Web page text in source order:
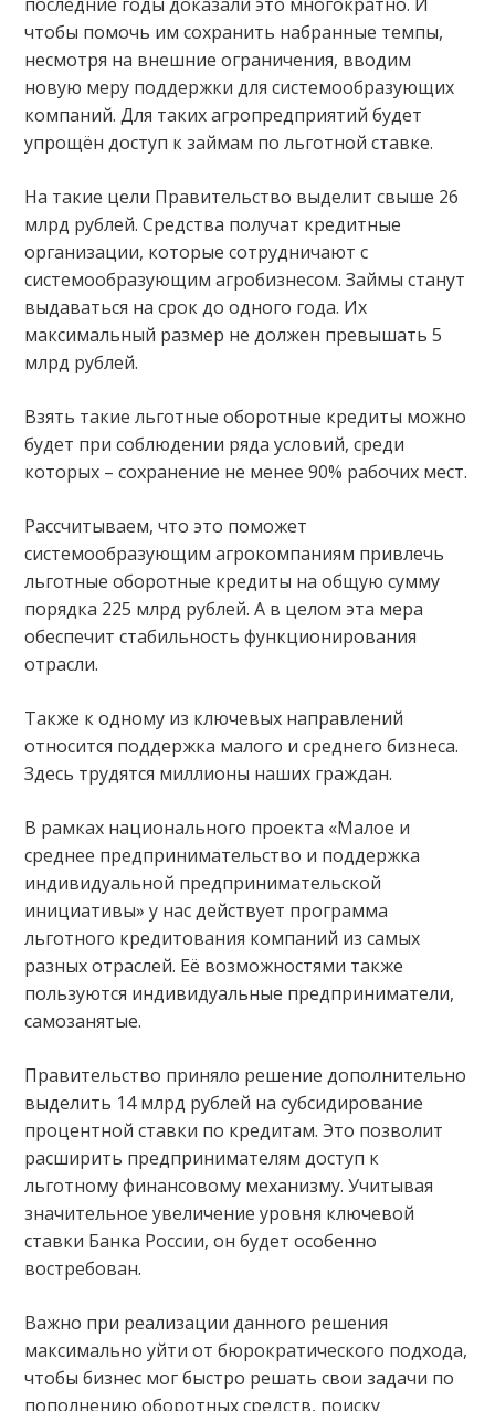
чтобы помочь им сохранить набранные темпы,
несмотря на внешние ограничения, вводим
новую меру поддержки для системообразующих
компаний. Для таких агропредприятий будет
упрощён доступ к займам по льготной ставке.
На такие цели Правительство выделит свыше 26
млрд рублей. Средства получат кредитные
организации, которые сотрудничают с
системообразующим агробизнесом. Займы станут
выдаваться на срок до одного года. Их
максимальный размер не должен превышать 5
млрд рублей.
Взять такие льготные оборотные кредиты можно
будет при соблюдении ряда условий, среди
которых – сохранение не менее 90% рабочих мест.
Рассчитываем, что это поможет
системообразующим агрокомпаниям привлечь
льготные оборотные кредиты на общую сумму
порядка 225 млрд рублей. А в целом эта мера
обеспечит стабильность функционирования
отрасли.
Также к одному из ключевых направлений
относится поддержка малого и среднего бизнеса.
Здесь трудятся миллионы наших граждан.
В рамках национального проекта «Малое и
среднее предпринимательство и поддержка
индивидуальной предпринимательской
инициативы» у нас действует программа
льготного кредитования компаний из самых
разных отраслей. Её возможностями также
пользуются индивидуальные предприниматели,
самозанятые.
Правительство приняло решение дополнительно
выделить 14 млрд рублей на субсидирование
процентной ставки по кредитам. Это позволит
расширить предпринимателям доступ к
льготному финансовому механизму. Учитывая
значительное увеличение уровня ключевой
ставки Банка России, он будет особенно
востребован.
Важно при реализации данного решения
максимально уйти от бюрократического подхода,
чтобы бизнес мог быстро решать свои задачи по
пополнению оборотных средств, поиску